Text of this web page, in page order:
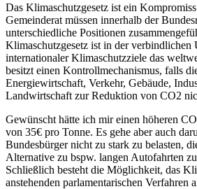
Das Klimaschutzgesetz ist ein
Gemeinderat müssen innerhalb der
unterschiedliche Positionen
Klimaschutzgesetz ist in der verbindlichen
internationaler Klimaschutzziele das
besitzt einen Kontrollmechanismus, falls
Energiewirtschaft, Verkehr, Gebäude,
Landwirtschaft zur Reduktion von CO2
Gewünscht hätte ich mir einen höheren
von 35€ pro Tonne. Es gehe aber auch
Bundesbürger nicht zu stark zu belasten,
Alternative zu bspw. langen Autofahrten
Schließlich besteht die Möglichkeit, das
anstehenden parlamentarischen Verfahren